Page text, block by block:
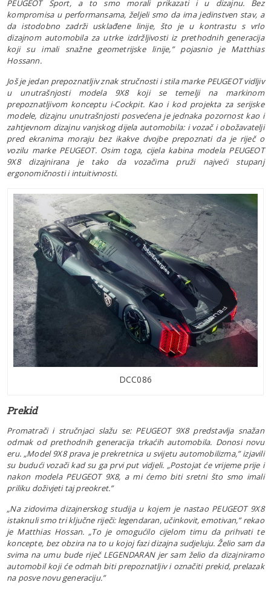
PEUGEOT Sport, a to smo morali prikazati i u dizajnu. Bez
kompromisa u performansama, željeli smo da ima jedinstven stav, a
da istodobno zadrži usklađene linije, što je u kontrastu s vrlo
dizajnom automobila za utrke izdržljivosti iz prethodnih generacija
koji su imali snažne geometrijske linije,” pojasnio je Matthias
Hossann.
Još je jedan prepoznatljiv znak stručnosti i stila marke PEUGEOT vidljiv
u unutrašnjosti modela 9X8 koji se temelji na markinom
prepoznatljivom konceptu i-Cockpit. Kao i kod projekta za serijske
modele, dizajnu unutrašnjosti posvećena je jednaka pozornost kao i
zahtjevnom dizajnu vanjskog dijela automobila: i vozač i obožavatelji
pred ekranima moraju bez ikakve dvojbe prepoznati da je riječ o
vozilu marke PEUGEOT. Osim toga, cijela kabina modela PEUGEOT
9X8 dizajnirana je tako da vozačima pruži najveći stupanj
ergonomičnosti i intuitivnosti.
DCC086
Prekid
Promatrači i stručnjaci slažu se: PEUGEOT 9X8 predstavlja snažan
odmak od prethodnih generacija trkaćih automobila. Donosi novu
eru. „Model 9X8 prava je prekretnica u svijetu automobilizma,” izjavili
su budući vozači kad su ga prvi put vidjeli. „Postojat će vrijeme prije i
nakon modela PEUGEOT 9X8, a mi ćemo biti sretni što smo imali
priliku doživjeti taj preokret.”
„Na zidovima dizajnerskog studija u kojem je nastao PEUGEOT 9X8
istaknuli smo tri ključne riječi: legendaran, učinkovit, emotivan,” rekao
je Matthias Hossan. „To je omogućilo cijelom timu da prihvati te
koncepte, bez obzira na to u kojoj fazi dizajna sudjeluju. Želio sam da
svima na umu bude riječ LEGENDARAN jer sam želio da dizajniramo
automobil koji će odmah biti prepoznatljiv i označiti prekid, prelazak
na posve novu generaciju.”